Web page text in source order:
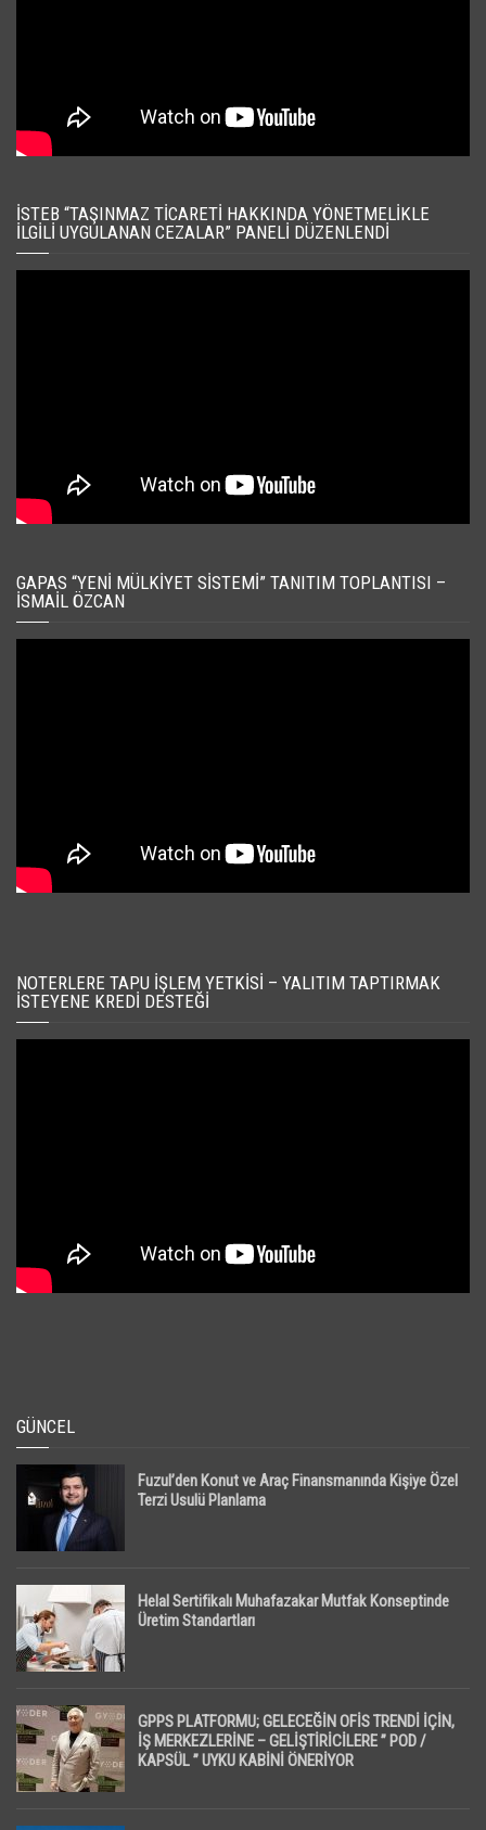
İSTEB “TAŞINMAZ TICARETI HAKKINDA YÖNETMELIKLE
İLGILI UYGULANAN CEZALAR” PANELI DÜZENLENDI
GAPAS “YENI MÜLKIYET SISTEMI” TANITIM TOPLANTISI –
İSMAIL ÖZCAN
NOTERLERE TAPU İŞLEM YETKISI – YALITIM TAPTIRMAK
İSTEYENE KREDI DESTEĞI
GÜNCEL
Fuzul’den Konut ve Araç Finansmanında Kişiye Özel
Terzi Usulü Planlama
Helal Sertifikalı Muhafazakar Mutfak Konseptinde
Üretim Standartları
GPPS PLATFORMU; GELECEĞİN OFİS TRENDİ İÇİN,
İŞ MERKEZLERİNE – GELİŞTİRİCİLERE ” POD /
KAPSÜL ” UYKU KABİNİ ÖNERİYOR